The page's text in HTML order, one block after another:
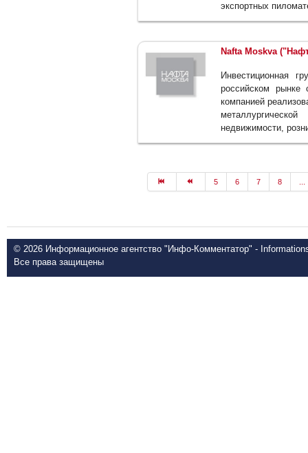
экспортных
Nafta Moskva
Инвестиционная
российском
компанией
недвижимости,
5 6 7 8
© 2026 Информационное агентство "Инфо-Комментатор" -
Все права защищены